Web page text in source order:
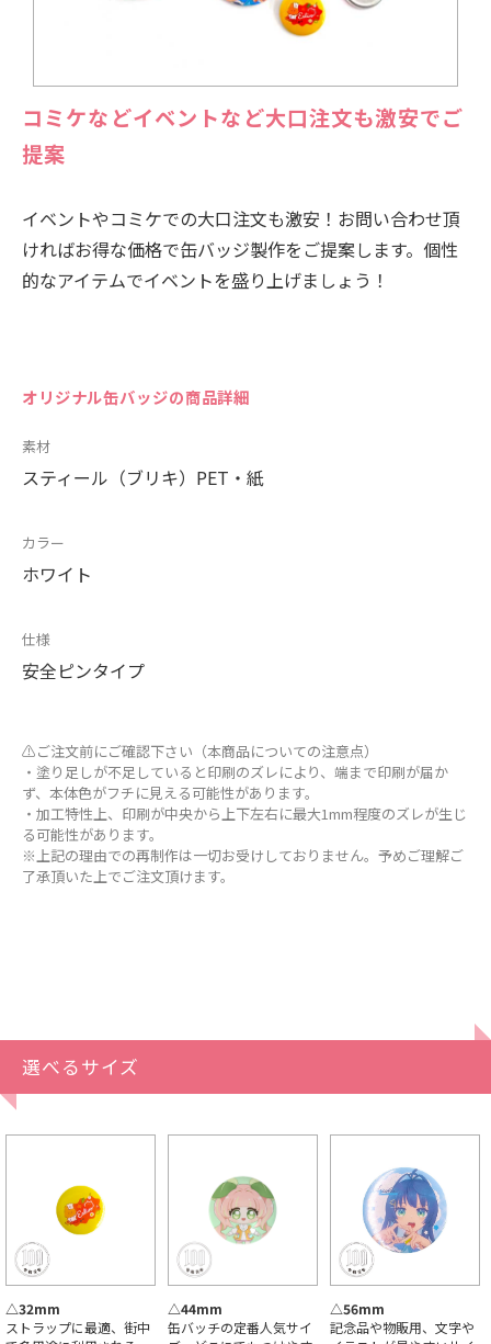
コミケなどイベントなど大口注文も激安でご
提案
イベントやコミケでの大口注文も激安！お問い合わせ頂
ければお得な価格で缶バッジ製作をご提案します。個性
的なアイテムでイベントを盛り上げましょう！
オリジナル缶バッジの商品詳細
素材
スティール（ブリキ）PET・紙
カラー
ホワイト
仕様
安全ピンタイプ
⚠ご注文前にご確認下さい（本商品についての注意点）
・塗り足しが不足していると印刷のズレにより、端まで印刷が届か
ず、本体色がフチに見える可能性があります。
・加工特性上、印刷が中央から上下左右に最大1mm程度のズレが生じ
る可能性があります。
※上記の理由での再制作は一切お受けしておりません。予めご理解ご
了承頂いた上でご注文頂けます。
選べるサイズ
△32mm
ストラップに最適、街中
△44mm
缶バッチの定番人気サイ
△56mm
記念品や物販用、文字や